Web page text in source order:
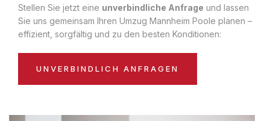
Stellen Sie jetzt eine unverbindliche Anfrage und lassen
Sie uns gemeinsam Ihren Umzug Mannheim Poole planen –
effizient, sorgfältig und zu den besten Konditionen:
UNVERBINDLICH ANFRAGEN